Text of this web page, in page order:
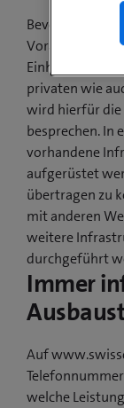
Bevor die
Vorarbeiten
Einholen der
privaten wie
wird hierfür die
besprechen. In
vorhandene
aufgerüstet
übertragen zu
mit anderen
weitere
durchgeführt
Immer
Auf
welche